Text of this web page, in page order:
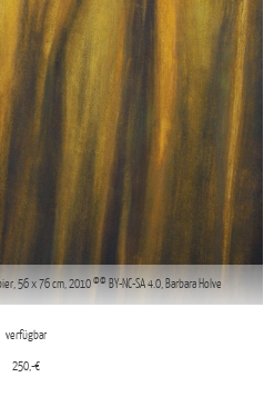
56 x 76 cm, 2010 ©© BY-NC-SA 4.0, Barbara Holve
verfügbar
250,-€